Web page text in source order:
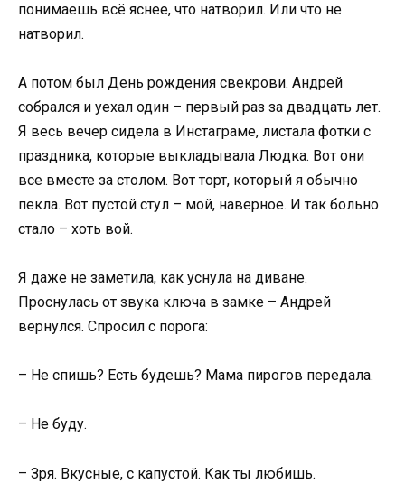
понимаешь всё яснее, что натворил. Или что не
натворил.
А потом был День рождения свекрови. Андрей
собрался и уехал один – первый раз за двадцать лет.
Я весь вечер сидела в Инстаграме, листала фотки с
праздника, которые выкладывала Людка. Вот они
все вместе за столом. Вот торт, который я обычно
пекла. Вот пустой стул – мой, наверное. И так больно
стало – хоть вой.
Я даже не заметила, как уснула на диване.
Проснулась от звука ключа в замке – Андрей
вернулся. Спросил с порога:
– Не спишь? Есть будешь? Мама пирогов передала.
– Не буду.
– Зря. Вкусные, с капустой. Как ты любишь.